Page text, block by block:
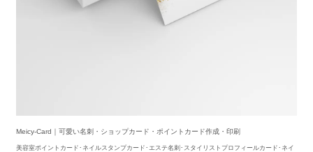
Meicy-Card｜可愛い名刺・ショップカード・ポイントカード作成・印刷
美容室ポイントカード･ネイルスタンプカード･エステ名刺･スタイリストプロフィールカード･ネイ